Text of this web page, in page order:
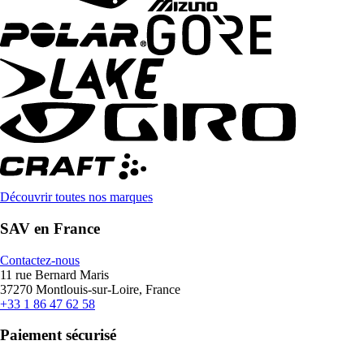
Découvrir toutes nos marques
SAV en France
Contactez-nous
11 rue Bernard Maris
37270 Montlouis-sur-Loire, France
+33 1 86 47 62 58
Paiement sécurisé